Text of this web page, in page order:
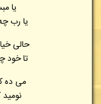
یا
یا رب
حالی
تا خود
می ده